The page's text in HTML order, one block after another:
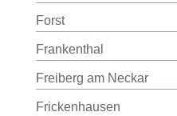
Forst
Frankenthal
Freiberg am Neckar
Frickenhausen